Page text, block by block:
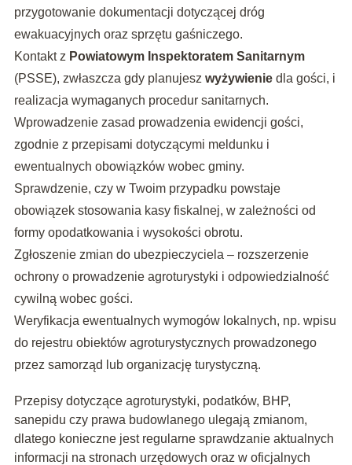
przygotowanie dokumentacji dotyczącej dróg
ewakuacyjnych oraz sprzętu gaśniczego.
Kontakt z Powiatowym Inspektoratem Sanitarnym
(PSSE), zwłaszcza gdy planujesz wyżywieniedla gości, i
realizacja wymaganych procedur sanitarnych.
Wprowadzenie zasad prowadzenia ewidencji gości,
zgodnie z przepisami dotyczącymi meldunku i
ewentualnych obowiązków wobec gminy.
Sprawdzenie, czy w Twoim przypadku powstaje
obowiązek stosowania kasy fiskalnej, w zależności od
formy opodatkowania i wysokości obrotu.
Zgłoszenie zmian do ubezpieczyciela – rozszerzenie
ochrony o prowadzenie agroturystyki i odpowiedzialność
cywilną wobec gości.
Weryfikacja ewentualnych wymogów lokalnych, np. wpisu
do rejestru obiektów agroturystycznych prowadzonego
przez samorząd lub organizację turystyczną.
Przepisy dotyczące agroturystyki, podatków, BHP,
sanepidu czy prawa budowlanego ulegają zmianom,
dlatego konieczne jest regularne sprawdzanie aktualnych
informacji na stronach urzędowych oraz w oficjalnych